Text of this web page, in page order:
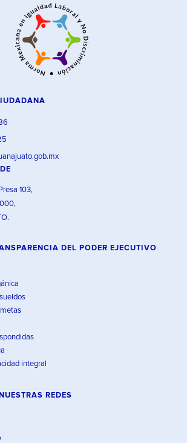
103,
DEL PODER EJECUTIVO
integral
NUESTRAS REDES